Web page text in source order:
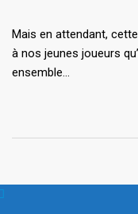
Mais en attendant,
à nos jeunes joueurs
ensemble…